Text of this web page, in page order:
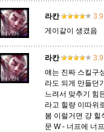
블리츠크랭크 비에
라칸
3.9
게이같이 생겼음
라칸
3.9
얘는 진짜 스킬구
라도 되게 만들던
느려서 맞추기 힘
라고 힐량 이따위
봄 이럴거면 걍
문 W - 너프에 너